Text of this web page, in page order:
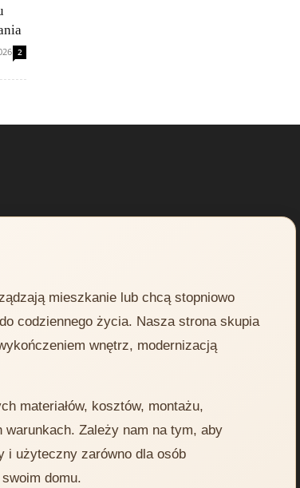
2
mieszkanie lub chcą stopniowo
codziennego życia. Nasza strona skupia
wnętrz, modernizacją
materiałów, kosztów, montażu,
Zależy nam na tym, aby
i użyteczny zarówno dla osób
domu.